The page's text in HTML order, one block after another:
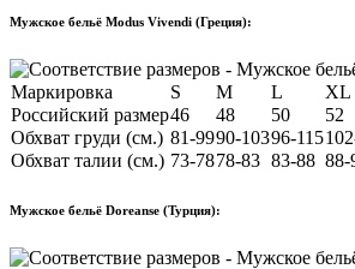
Мужское бельё Modus Vivendi (Греция):
Маркировка S M L
XL
Российский размер46 48 50
52
Обхват груди (см.) 81-9990-10396-115
Обхват талии (см.) 73-7878-83 83-88 88-
Мужское бельё Doreanse (Турция):